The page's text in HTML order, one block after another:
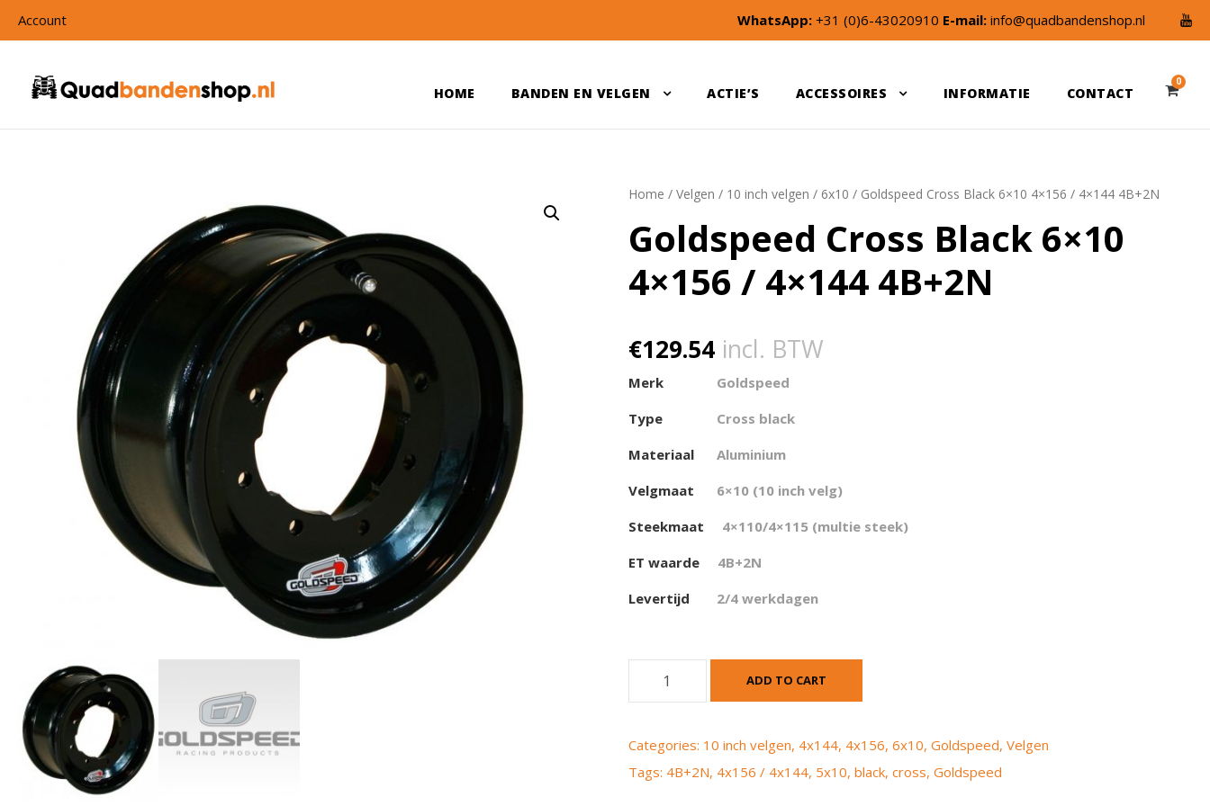
Account WhatsApp: +31 (0)6-43020910 E-mail: info@quadbandenshop.nl
HOME BANDEN EN VELGEN ACTIE’S ACCESSOIRES INFORMATIE CONTACT
0
Home /Velgen / 10 inch velgen / 6x10 / Goldspeed Cross Black 6×10 4×156 / 4×144 4B+2N
Goldspeed Cross Black 6×10
4×156 / 4×144 4B+2N
€129.54 incl. BTW
Merk
Goldspeed
Type
Cross black
Materiaal
Aluminium
Velgmaat
6×10 (10 inch velg)
Steekmaat
4×110/4×115 (multie steek)
ET waarde
4B+2N
Levertijd
2/4 werkdagen
d
p
ADD TO CART
Categories: 10 inch velgen, 4x144, 4x156,6x10,Goldspeed,Velgen
Tags: 4B+2N, 4x156 / 4x144, 5x10,black,cross,Goldspeed